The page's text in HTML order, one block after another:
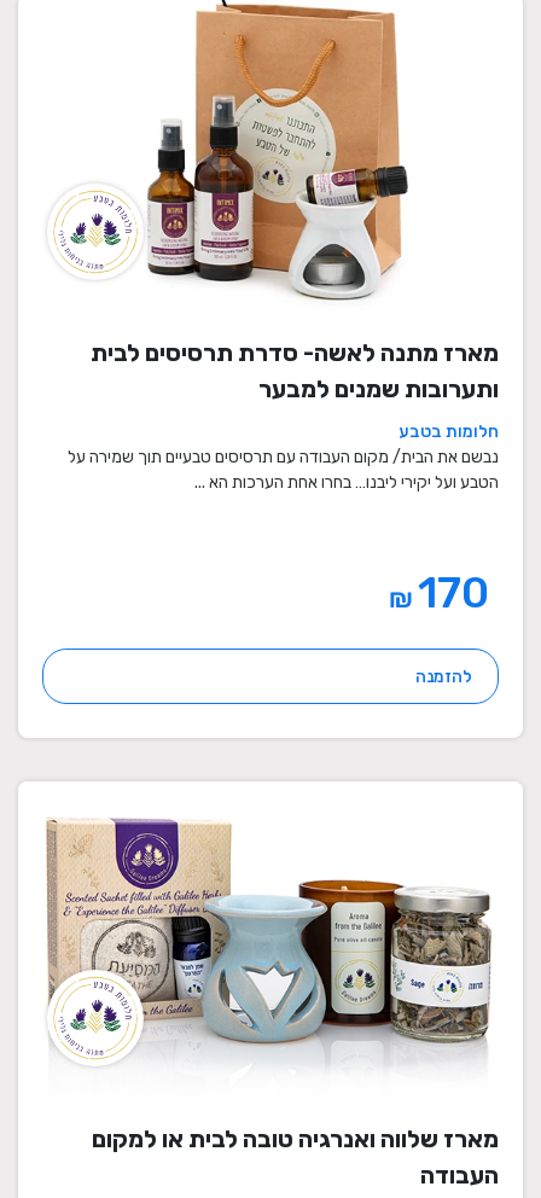
מארז מתנה לאשה- סדרת תרסיסים לבית
ותערובות שמנים למבער
חלומות בטבע
נבשם את הבית/ מקום העבודה עם תרסיסים טבעיים תוך שמירה על
הטבע ועל יקירי ליבנו… בחרו אחת הערכות הא ...
₪
להזמנה
מארז שלווה ואנרגיה טובה לבית או למקום
העבודה